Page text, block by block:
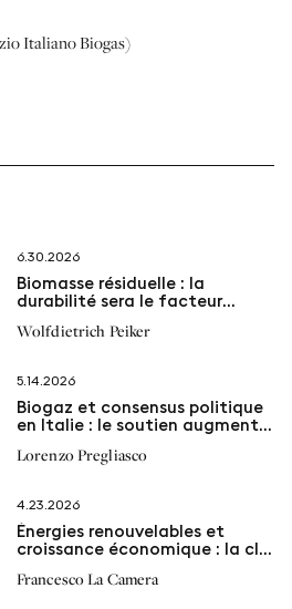
Italiano Biogas)
6.30.2026
Biomasse résiduelle : la
durabilité sera le facteur
Wolfdietrich Peiker
5.14.2026
Biogaz et consensus politique
en Italie : le soutien augmente,
les territoires reste un enjeu clé
Lorenzo Pregliasco
4.23.2026
Énergies renouvelables et
croissance économique : la clé
Francesco La Camera